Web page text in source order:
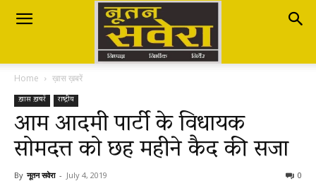
Nutan
Savera
नूतन
Home ख़ास ख़बरें
ख़ास ख़बरें राष्ट्रीय
आम आदमी पार्टी के विधायक
सोमदत्त को छह महीने कैद की सजा
By नूतन सवेरा - July 4, 2019 0